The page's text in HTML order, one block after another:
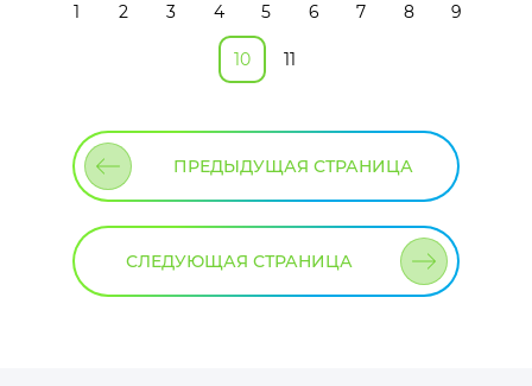
ПРЕДЫДУЩАЯ СТРАНИЦА
1 2 3 4 5 6 7 8 9
10 11
СЛЕДУЮЩАЯ СТРАНИЦА